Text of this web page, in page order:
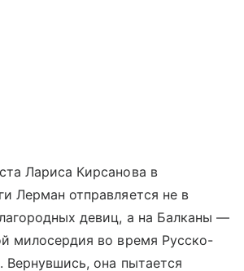
Лариса Кирсанова в
Лерман отправляется не в
девиц, а на Балканы —
милосердия во время Русско-
Вернувшись, она пытается